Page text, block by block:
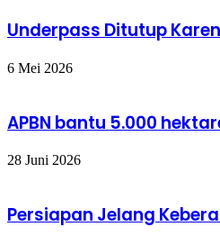
Underpass Ditutup
6 Mei 2026
APBN bantu 5.000
28 Juni 2026
Persiapan Jelang